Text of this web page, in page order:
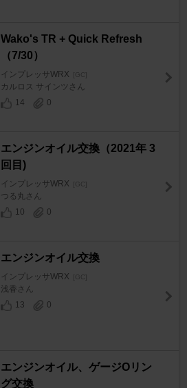
Wako's TR + Quick Refresh
（7/30）
インプレッサWRX [GC]
カルロス サインツさん
14
0
エンジンオイル交換（2021年 3
回目)
インプレッサWRX [GC]
つる丸さん
10
0
エンジンオイル交換
インプレッサWRX [GC]
浅香さん
13
0
エンジンオイル、ゲージOリン
グ交換